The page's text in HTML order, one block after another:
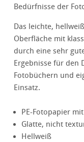
Bedürfnisse der
Das leichte,
Oberfläche mit
durch eine sehr
Ergebnisse für den
Fotobüchern und
Einsatz.
PE-Fotopapier
Glatte, nicht
Hellweiß